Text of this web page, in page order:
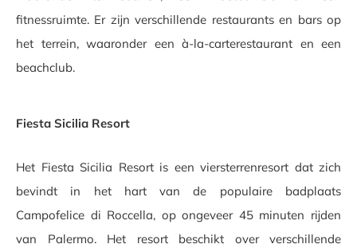
fitnessruimte. Er zijn verschillende restaurants en bars op
het terrein, waaronder een à-la-carterestaurant en een
beachclub.
Fiesta Sicilia Resort
Het Fiesta Sicilia Resort is een viersterrenresort dat zich
bevindt in het hart van de populaire badplaats
Campofelice di Roccella, op ongeveer 45 minuten rijden
van Palermo. Het resort beschikt over verschillende